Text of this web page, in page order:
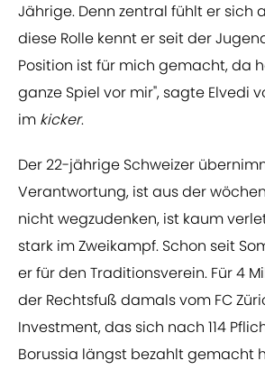
Jährige. Denn zentral fühlt er sich
diese Rolle kennt er seit der
Position ist für mich gemacht, da
ganze Spiel vor mir", sagte Elvedi
im kicker.
Der 22-jährige Schweizer
Verantwortung, ist aus der
nicht wegzudenken, ist kaum
stark im Zweikampf. Schon seit
er für den Traditionsverein. Für 4
der Rechtsfuß damals vom FC
Investment, das sich nach 114
Borussia längst bezahlt gemacht